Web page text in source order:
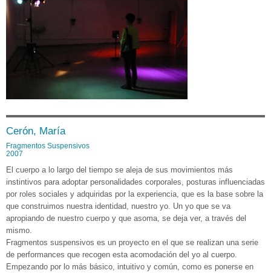
Cerón, María
Fragmentos Suspensivos
2007
El cuerpo a lo largo del tiempo se aleja de sus movimientos más
instintivos para adoptar personalidades corporales, posturas influenciadas
por roles sociales y adquiridas por la experiencia, que es la base sobre la
que construimos nuestra identidad, nuestro yo. Un yo que se va
apropiando de nuestro cuerpo y que asoma, se deja ver, a través del
mismo.
Fragmentos suspensivos es un proyecto en el que se realizan una serie
de performances que recogen esta acomodación del yo al cuerpo.
Empezando por lo más básico, intuitivo y común, como es ponerse en